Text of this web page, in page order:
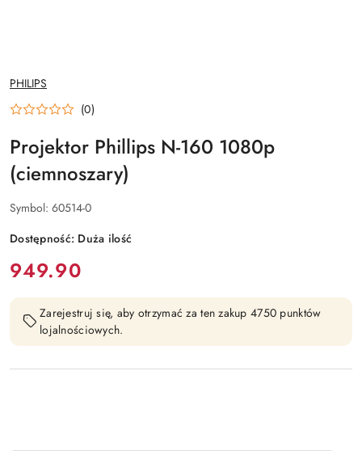
NAZWA
PRODUCENTA:
PHILIPS
(0)
Projektor Phillips N-160 1080p
(ciemnoszary)
Symbol: 60514-0
Dostępność: Duża ilość
cena:
949.90
Zarejestruj się, aby otrzymać za ten zakup 4750 punktów
lojalnościowych.